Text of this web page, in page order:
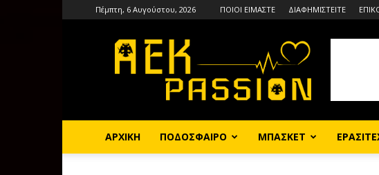
Πέμπτη, 6 Αυγούστου, 2026 ΠΟΙΟΙ ΕΙΜΑΣΤΕ ΔΙΑΦΗΜΙΣΤΕΙΤΕ
ΑΡΧΙΚΗ ΠΟΔΟΣΦΑΙΡΟ ΜΠΑΣΚΕΤ